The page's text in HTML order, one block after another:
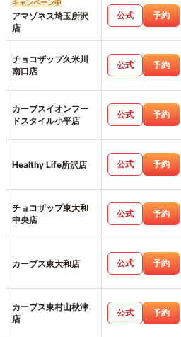
キャンペーン中
アマゾネス埼玉所沢
店
公式 予約
チョコザップ久米川
南口店
公式 予約
カーブスイオンフー
ドスタイル小平店
公式 予約
Healthy Life所沢店 公式 予約
チョコザップ東大和
中央店
公式 予約
カーブス東大和店 公式 予約
カーブス東村山秋津
店
公式 予約